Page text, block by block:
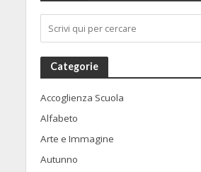
Categorie
Accoglienza Scuola
Alfabeto
Arte e Immagine
Autunno